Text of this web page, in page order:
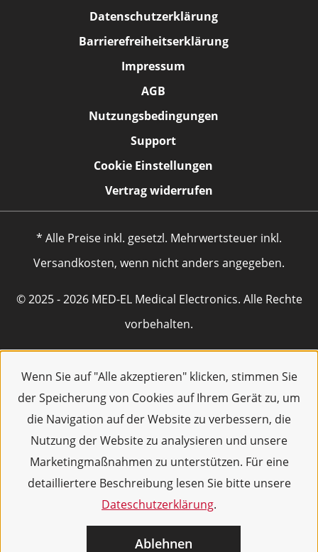
Wenn Sie auf "Alle akzeptieren" klicken, stimmen Sie
der Speicherung von Cookies auf Ihrem Gerät zu, um
die Navigation auf der Website zu verbessern, die
Nutzung der Website zu analysieren und unsere
Marketingmaßnahmen zu unterstützen. Für eine
detailliertere Beschreibung lesen Sie bitte unsere
Dateschutzerklärung.
Ablehnen
Datenschutzerklärung
Barrierefreiheitserklärung
Impressum
AGB
Nutzungsbedingungen
Support
Cookie Einstellungen
Vertrag widerrufen
* Alle Preise inkl. gesetzl. Mehrwertsteuer inkl.
Versandkosten, wenn nicht anders angegeben.
© 2025 - 2026 MED-EL Medical Electronics. Alle Rechte
vorbehalten.